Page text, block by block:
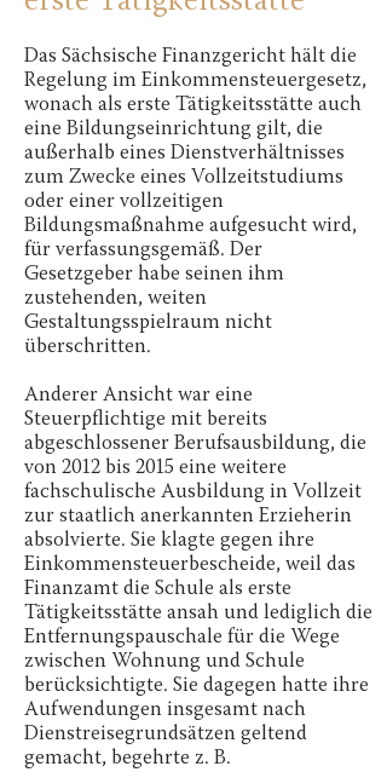
Das Sächsische Finanzgericht hält die
Regelung im Einkommensteuergesetz,
wonach als erste Tätigkeitsstätte auch
eine Bildungseinrichtung gilt, die
außerhalb eines Dienstverhältnisses
zum Zwecke eines Vollzeitstudiums
oder einer vollzeitigen
Bildungsmaßnahme aufgesucht wird,
für verfassungsgemäß. Der
Gesetzgeber habe seinen ihm
zustehenden, weiten
Gestaltungsspielraum nicht
überschritten.
Anderer Ansicht war eine
Steuerpflichtige mit bereits
abgeschlossener Berufsausbildung, die
von 2012 bis 2015 eine weitere
fachschulische Ausbildung in Vollzeit
zur staatlich anerkannten Erzieherin
absolvierte. Sie klagte gegen ihre
Einkommensteuerbescheide, weil das
Finanzamt die Schule als erste
Tätigkeitsstätte ansah und lediglich die
Entfernungspauschale für die Wege
zwischen Wohnung und Schule
berücksichtigte. Sie dagegen hatte ihre
Aufwendungen insgesamt nach
Dienstreisegrundsätzen geltend
gemacht, begehrte z. B.